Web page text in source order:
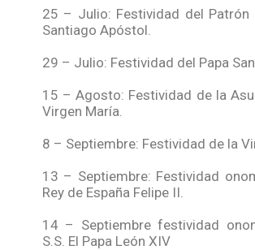
25 – Julio: Festividad del Patrón
Santiago Apóstol.
29 – Julio: Festividad del Papa
15 – Agosto: Festividad de la
Virgen María.
8 – Septiembre: Festividad de la
13 – Septiembre: Festividad
Rey de España Felipe II.
14 – Septiembre festividad
S.S. El Papa León XIV